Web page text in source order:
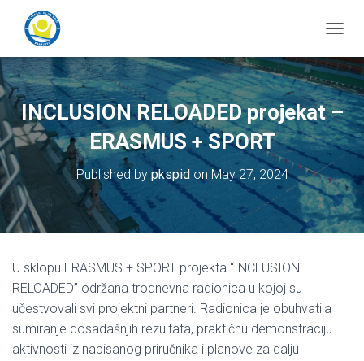
o
g
g
l
e
N
a
v
i
g
a
t
INCLUSION RELOADED projekat –
ERASMUS + SPORT
Published by pkspidon May 27, 2024
U sklopu ERASMUS + SPORT projekta “INCLUSION
RELOADED” održana trodnevna radionica u kojoj su
učestvovali svi projektni partneri. Radionica je obuhvatila
sumiranje dosadašnjih rezultata, praktičnu demonstraciju
aktivnosti iz napisanog priručnika i planove za dalju